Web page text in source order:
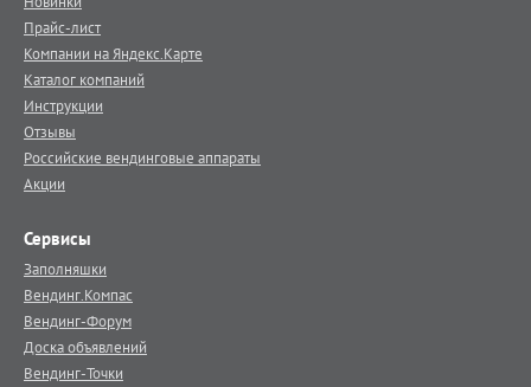
Прайс-лист
Компании на Яндекс.Карте
Каталог компаний
Инструкции
Отзывы
Российские вендинговые аппараты
Акции
Сервисы
Заполняшки
Вендинг.Компас
Вендинг-Форум
Доска объявлений
Вендинг-Точки